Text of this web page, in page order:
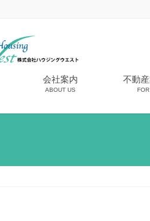
会社案内
ABOUT US
不動